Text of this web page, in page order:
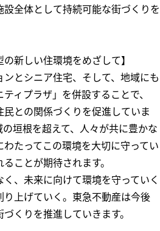
全体として持続可能な街づくりを
新しい住環境をめざして】
とシニア住宅、そして、地域にも
ィプラザ」を併設することで、
との関係づくりを促進していま
垣根を超えて、人々が共に豊かな
たってこの環境を大切に守ってい
ことが期待されます。
、未来に向けて環境を守っていく
上げていく。東急不動産は今後
くりを推進していきます。